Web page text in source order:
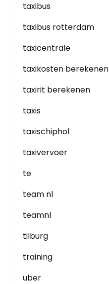
taxibus
taxibus rotterdam
taxicentrale
taxikosten berekenen
taxirit berekenen
taxis
taxischiphol
taxivervoer
te
team nl
teamnl
tilburg
training
uber